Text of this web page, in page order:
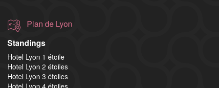
Plan de Lyon
Standings
Hotel Lyon 1 étoile
Hotel Lyon 2 étoiles
Hotel Lyon 3 étoiles
Hotel Lyon 4 étoiles